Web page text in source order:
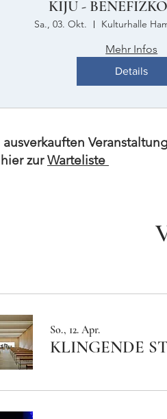
KIJU -
Sa., 03. Okt. Kulturhalle
Mehr Infos
Details
ausverkauften
zurWarteliste
So., 12. Apr.
KLINGENDE